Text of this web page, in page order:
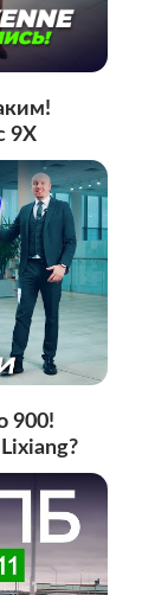
9X
900!